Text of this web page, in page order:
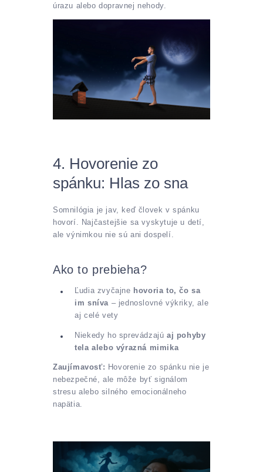
úrazu alebo dopravnej nehody.
4. Hovorenie zo
spánku: Hlas zo sna
Somnilógia je jav, keď človek v spánku
hovorí. Najčastejšie sa vyskytuje u detí,
ale výnimkou nie sú ani dospelí.
Ako to prebieha?
Ľudia zvyčajne hovoria to, čo sa
im sníva – jednoslovné výkriky, ale
aj celé vety
Niekedy ho sprevádzajú aj pohyby
tela alebo výrazná mimika
Zaujímavosť: Hovorenie zo spánku nie je
nebezpečné, ale môže byť signálom
stresu alebo silného emocionálneho
napätia.